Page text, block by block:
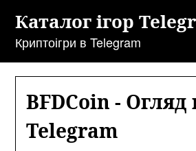
змісту
Каталог ігор
Криптоігри в Telegram
BFDCoin - Огляд
Telegram